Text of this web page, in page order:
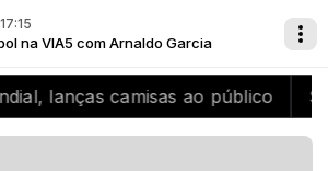
VIA5 com Arnaldo Garcia
por voce
camisas ao público SJB